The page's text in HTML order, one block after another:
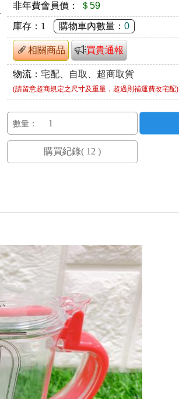
非年費會員價： ＄59
庫存： 1 購物車內數量：0
相關商品 買貴通報
物流：宅配、自取、超商取貨
(請留意超商規定之尺寸及重量，超過則補運費改宅配)
數量：